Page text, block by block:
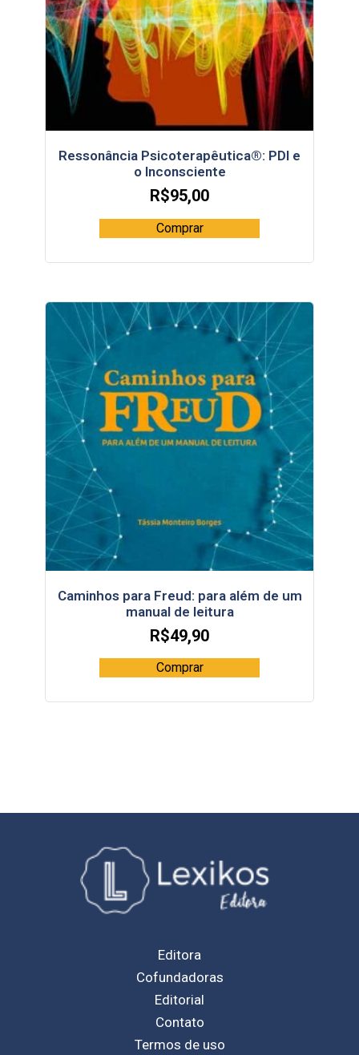
Ressonância Psicoterapêutica®: PDI e
o Inconsciente
R$95,00
Comprar
Caminhos para Freud: para além de um
manual de leitura
R$49,90
Comprar
Editora
Cofundadoras
Editorial
Contato
Termos de uso